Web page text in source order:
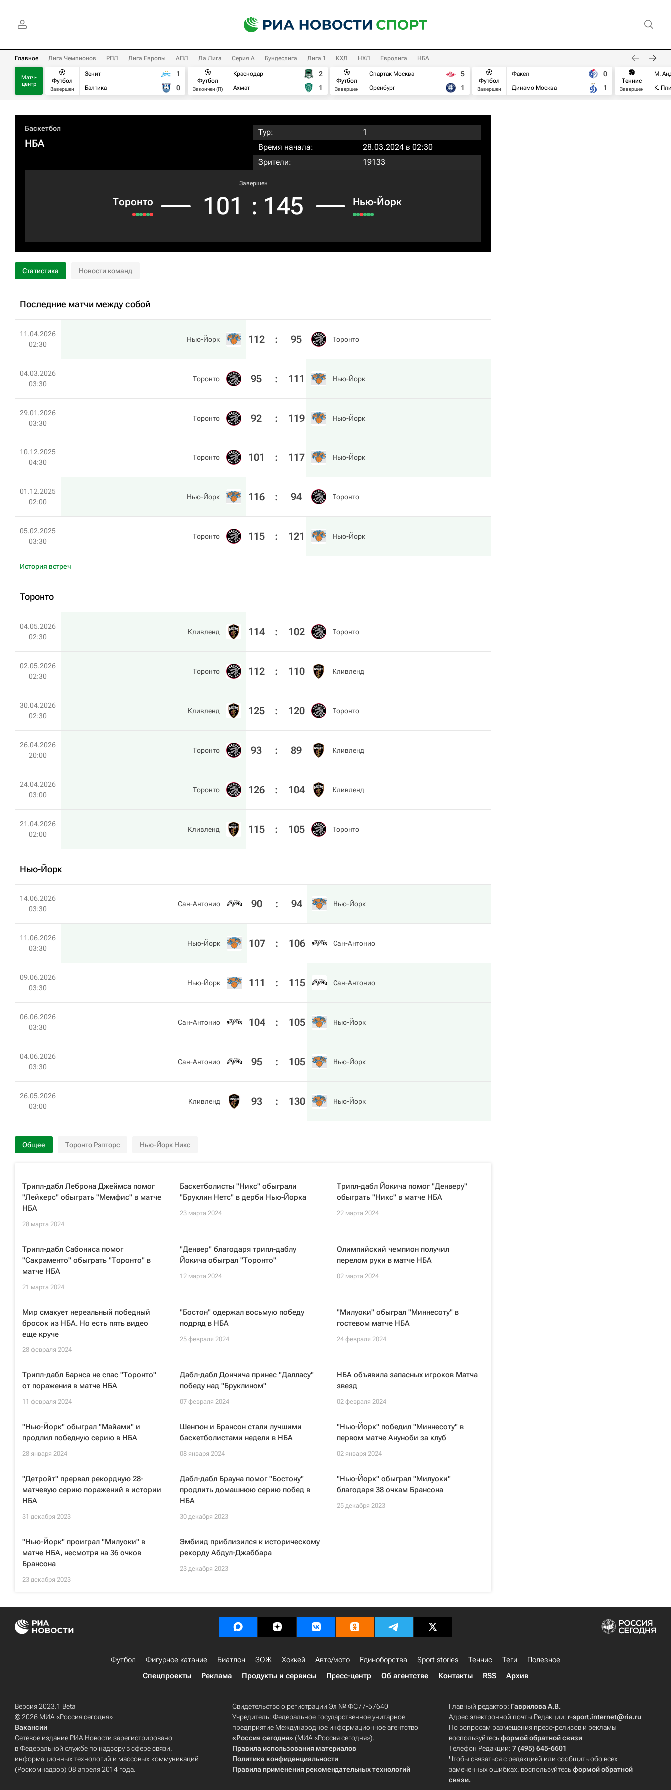
Главное Лига Чемпионов РПЛ Лига Европы АПЛ Ла Лига Серия А Бундеслига Лига 1 КХЛ НХЛ Евролига НБА
Матч-
центр
Футбол
Завершен
Зенит
Балтика
1
0
Футбол
Закончен (П)
Краснодар
Ахмат
2
1
Футбол
Завершен
Спартак Москва
Оренбург
5
1
Футбол
Завершен
Факел
Динамо Москва
0
1
Теннис
Завершен
М.
К.
Баскетбол
НБА
Тур:
1
Время начала:
28.03.2024 в 02:30
Зрители:
19133
Торонто
Завершен
101 : 145 Нью-Йорк
Статистика Новости команд
Последние матчи между собой
11.04.2026
02:30
Нью-Йорк 112 : 95 Торонто
04.03.2026
03:30
Торонто 95 : 111 Нью-Йорк
29.01.2026
03:30
Торонто 92 : 119 Нью-Йорк
10.12.2025
04:30
Торонто 101 : 117 Нью-Йорк
01.12.2025
02:00
Нью-Йорк 116 : 94 Торонто
05.02.2025
03:30
Торонто 115 : 121 Нью-Йорк
История встреч
Торонто
04.05.2026
02:30
Кливленд 114 : 102 Торонто
02.05.2026
02:30
Торонто 112 : 110 Кливленд
30.04.2026
02:30
Кливленд 125 : 120 Торонто
26.04.2026
20:00
Торонто 93 : 89 Кливленд
24.04.2026
03:00
Торонто 126 : 104 Кливленд
21.04.2026
02:00
Кливленд 115 : 105 Торонто
Нью-Йорк
14.06.2026
03:30
Сан-Антонио 90 : 94 Нью-Йорк
11.06.2026
03:30
Нью-Йорк 107 : 106 Сан-Антонио
09.06.2026
03:30
Нью-Йорк 111 : 115 Сан-Антонио
06.06.2026
03:30
Сан-Антонио 104 : 105 Нью-Йорк
04.06.2026
03:30
Сан-Антонио 95 : 105 Нью-Йорк
26.05.2026
03:00
Кливленд 93 : 130 Нью-Йорк
Общее Торонто Рэпторс Нью-Йорк Никс
Трипл-дабл Леброна Джеймса помог
"Лейкерс" обыграть "Мемфис" в матче
НБА
28 марта 2024
Баскетболисты "Никс" обыграли
"Бруклин Нетс" в дерби Нью-Йорка
23 марта 2024
Трипл-дабл Йокича помог "Денверу"
обыграть "Никс" в матче НБА
22 марта 2024
Трипл-дабл Сабониса помог
"Сакраменто" обыграть "Торонто" в
матче НБА
21 марта 2024
"Денвер" благодаря трипл-даблу
Йокича обыграл "Торонто"
12 марта 2024
Олимпийский чемпион получил
перелом руки в матче НБА
02 марта 2024
Мир смакует нереальный победный
бросок из НБА. Но есть пять видео
еще круче
28 февраля 2024
"Бостон" одержал восьмую победу
подряд в НБА
25 февраля 2024
"Милуоки" обыграл "Миннесоту" в
гостевом матче НБА
24 февраля 2024
Трипл-дабл Барнса не спас "Торонто"
от поражения в матче НБА
11 февраля 2024
Дабл-дабл Дончича принес "Далласу"
победу над "Бруклином"
07 февраля 2024
НБА объявила запасных игроков Матча
звезд
02 февраля 2024
"Нью-Йорк" обыграл "Майами" и
продлил победную серию в НБА
28 января 2024
Шенгюн и Брансон стали лучшими
баскетболистами недели в НБА
08 января 2024
"Нью-Йорк" победил "Миннесоту" в
первом матче Ануноби за клуб
02 января 2024
"Детройт" прервал рекордную 28-
матчевую серию поражений в истории
НБА
31 декабря 2023
Дабл-дабл Брауна помог "Бостону"
продлить домашнюю серию побед в
НБА
30 декабря 2023
"Нью-Йорк" обыграл "Милуоки"
благодаря 38 очкам Брансона
25 декабря 2023
"Нью-Йорк" проиграл "Милуоки" в
матче НБА, несмотря на 36 очков
Брансона
23 декабря 2023
Эмбиид приблизился к историческому
рекорду Абдул-Джаббара
23 декабря 2023
Футбол Фигурное катание Биатлон ЗОЖ Хоккей Авто/мото Единоборства Sport stories Теннис Теги
Полезное
Спецпроекты
Реклама Продукты и сервисы Пресс-центр Об агентстве Контакты RSS Архив
Версия 2023.1 Beta
© 2026 МИА «Россия сегодня»
Вакансии
Сетевое издание РИА Новости зарегистрировано
в Федеральной службе по надзору в сфере связи,
информационных технологий и массовых коммуникаций
(Роскомнадзор) 08 апреля 2014 года.
Свидетельство о регистрации Эл № ФС77-57640
Учредитель: Федеральное государственное унитарное
предприятие Международное информационное агентство
«Россия сегодня» (МИА «Россия сегодня»).
Правила использования материалов
Политика конфиденциальности
Правила применения рекомендательных технологий
Главный редактор: Гаврилова А.В.
Адрес электронной почты Редакции: r-sport.internet@ria.ru
По вопросам размещения пресс-релизов и рекламы
воспользуйтесьформой обратной связи
Телефон Редакции:7 (495) 645-6601
Чтобы связаться с редакцией или сообщить обо всех
замеченных ошибках, воспользуйтесьформой обратной
связи.